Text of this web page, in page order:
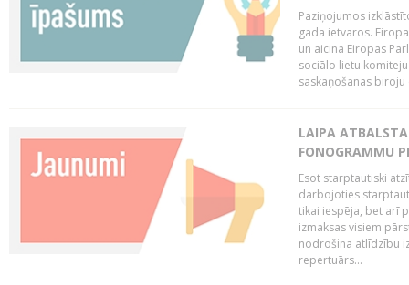
Paziņojumos
gada ietvaros.
un aicina Eiropas
sociālo lietu
saskaņošanas biroju
LAIPA
FONOGRAMMU
Esot starptautiski
darbojoties
tikai iespēja, bet arī
izmaksas visiem
nodrošina atlīdzību
repertuārs...